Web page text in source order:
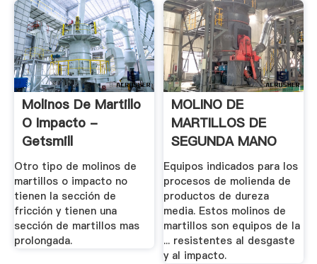
Molinos De Martillo
O Impacto -
Getsmill
Otro tipo de molinos de
martillos o impacto no
tienen la sección de
fricción y tienen una
sección de martillos mas
prolongada.
MOLINO DE
MARTILLOS DE
SEGUNDA MANO
Equipos indicados para los
procesos de molienda de
productos de dureza
media. Estos molinos de
martillos son equipos de la
... resistentes al desgaste
y al impacto.